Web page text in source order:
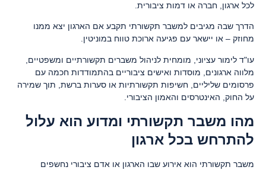
לכל ארגון, חברה או דמות ציבורית.
הדרך שבה מגיבים למשבר תקשורתי תקבע אם הארגון יצא ממנו
מחוזק – או יישאר עם פגיעה ארוכת טווח במוניטין.
עו"ד לימור עציוני, מומחית לניהול משברים תקשורתיים ומשפטיים,
מלווה ארגונים, מוסדות ואישים ציבוריים בהתמודדות חכמה עם
פרסומים שליליים, חשיפות תקשורתיות או סערות ברשת, תוך שמירה
על החוק, האינטרסים והאמון הציבורי.
מהו משבר תקשורתי ומדוע הוא עלול
להתרחש בכל ארגון
משבר תקשורתי הוא אירוע שבו הארגון או אדם ציבורי נחשפים